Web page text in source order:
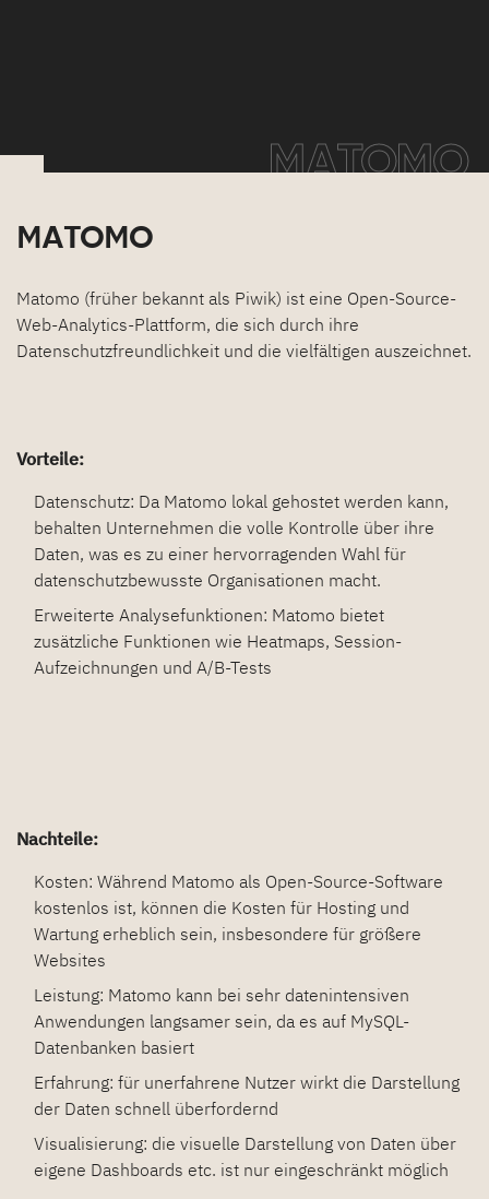
MATOMO
MATOMO
Matomo (früher bekannt als Piwik) ist eine Open-Source-
Web-Analytics-Plattform, die sich durch ihre
Datenschutzfreundlichkeit und die vielfältigen auszeichnet.
Vorteile:
Datenschutz: Da Matomo lokal gehostet werden kann,
behalten Unternehmen die volle Kontrolle über ihre
Daten, was es zu einer hervorragenden Wahl für
datenschutzbewusste Organisationen macht.
Erweiterte Analysefunktionen: Matomo bietet
zusätzliche Funktionen wie Heatmaps, Session-
Aufzeichnungen und A/B-Tests
Nachteile:
Kosten: Während Matomo als Open-Source-Software
kostenlos ist, können die Kosten für Hosting und
Wartung erheblich sein, insbesondere für größere
Websites
Leistung: Matomo kann bei sehr datenintensiven
Anwendungen langsamer sein, da es auf MySQL-
Datenbanken basiert
Erfahrung: für unerfahrene Nutzer wirkt die Darstellung
der Daten schnell überfordernd
Visualisierung: die visuelle Darstellung von Daten über
eigene Dashboards etc. ist nur eingeschränkt möglich